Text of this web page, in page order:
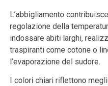
L’abbigliamento
regolazione della
indossare abiti larghi,
traspiranti come cotone o
l’evaporazione del sudore.
I colori chiari riflettono